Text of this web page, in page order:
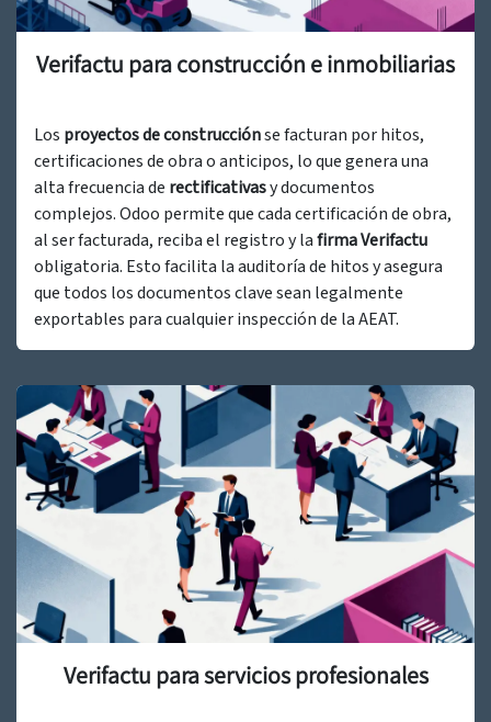
Verifactu para construcción e inmobiliarias
Los proyectos de construcciónse facturan por hitos,
certificaciones de obra o anticipos, lo que genera una
alta frecuencia de rectificativasy documentos
complejos. Odoo permite que cada certificación de obra,
al ser facturada, reciba el registro y lafirma Verifactu
obligatoria. Esto facilita la auditoría de hitos y asegura
que todos los documentos clave sean legalmente
exportables para cualquier inspección de la AEAT.
Verifactu para servicios profesionales